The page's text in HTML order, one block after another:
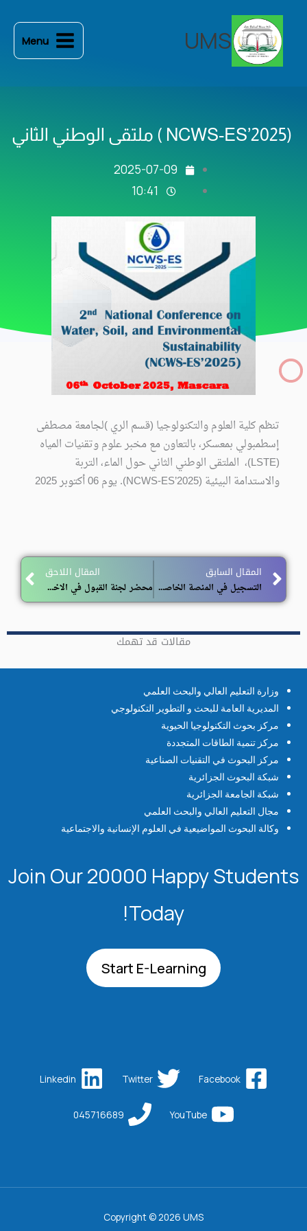
المحتوى
UMS
Menu
(NCWS-ES’2025 ) ملتقى الوطني الثاني
2025-07-09
10:41
تنظم كلية العلوم والتكنولوجيا (قسم الري )لجامعة مصطفى
إسطمبولي بمعسكر، بالتعاون مع مخبر علوم وتقنيات المياه
(LSTE)، الملتقى الوطني الثاني حول الماء، التربة
والاستدامة البيئية (NCWS-ES’2025). يوم 06 أكتوبر 2025
Prev
المقال السابق
التسجيل في المنصة الخاصة بموسم الاصطياف
المقال اللاحق
محضر لجنة القبول في الاختبارات الكتابية للمسابقة على أساس الاختبار للالتحاق برتبة منشط جامعي المستوى الثاني
مقالات قد تهمك
وزارة التعليم العالي والبحث العلمي
المديرية العامة للبحث و التطوير التكنولوجي
مركز بحوث التكنولوجيا الحيوية
مركز تنمية الطاقات المتجددة
مركز البحوث في التقنيات الصناعية
شبكة البحوث الجزائرية
شبكة الجامعة الجزائرية
مجال التعليم العالي والبحث العلمي
وكالة البحوث المواضيعية في العلوم الإنسانية والاجتماعية
Join Our 20000 Happy Students​
Today!
Start E-Learning
Facebook
Twitter
Linkedin
YouTube
045716689
Copyright © 2026 UMS